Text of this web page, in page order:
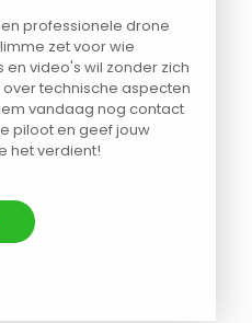
professionele drone
zet voor wie
video's wil zonder zich
technische aspecten
vandaag nog contact
piloot en geef jouw
het verdient!